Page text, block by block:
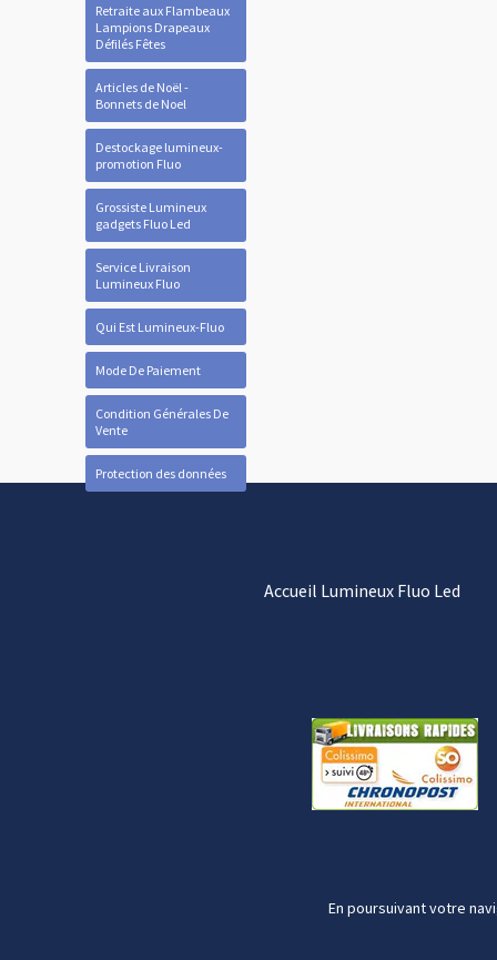
Retraite aux Flambeaux
Lampions Drapeaux
Défilés Fêtes
Articles de Noël -
Bonnets de Noel
Destockage lumineux-
promotion Fluo
Grossiste Lumineux
gadgets Fluo Led
Service Livraison
Lumineux Fluo
Qui Est Lumineux-Fluo
Mode De Paiement
Condition Générales De
Vente
Protection des données
Accueil Lumineux Fluo Led
En poursuivant votre